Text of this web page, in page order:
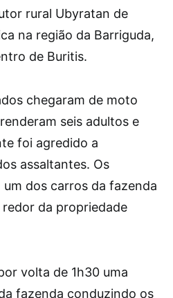
rural Ubyratan de
na região da Barriguda,
de Buritis.
chegaram de moto
seis adultos e
foi agredido a
assaltantes. Os
dos carros da fazenda
da propriedade
volta de 1h30 uma
fazenda conduzindo os